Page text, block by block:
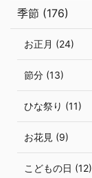
季節 (176)
お正月 (24)
節分 (13)
ひな祭り (11)
お花見 (9)
こどもの日 (12)